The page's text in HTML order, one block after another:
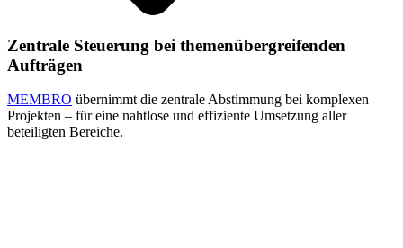
Zentrale Steuerung bei themenübergreifenden
Aufträgen
MEMBRO übernimmt die zentrale Abstimmung bei komplexen
Projekten – für eine nahtlose und effiziente Umsetzung aller
beteiligten Bereiche.